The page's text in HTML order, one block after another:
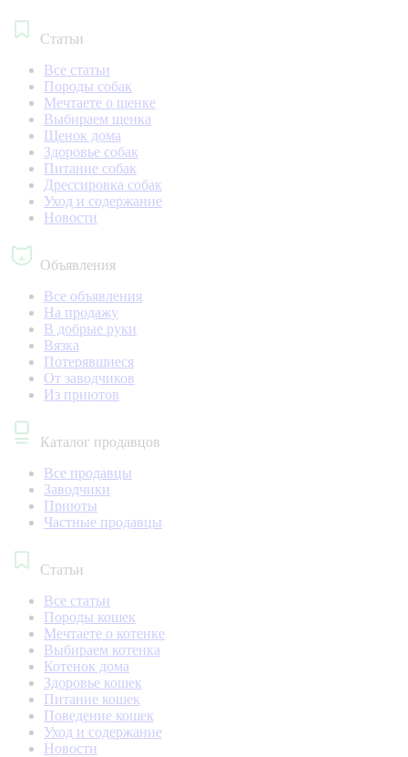
Статьи
Все статьи
Породы собак
Мечтаете о щенке
Выбираем щенка
Щенок дома
Здоровье собак
Питание собак
Дрессировка собак
Уход и содержание
Новости
Объявления
Все объявления
На продажу
В добрые руки
Вязка
Потерявшиеся
От заводчиков
Из приютов
Каталог продавцов
Все продавцы
Заводчики
Приюты
Частные продавцы
Статьи
Все статьи
Породы кошек
Мечтаете о котенке
Выбираем котенка
Котенок дома
Здоровье кошек
Питание кошек
Поведение кошек
Уход и содержание
Новости